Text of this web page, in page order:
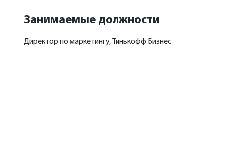
Занимаемые должности
Директор по маркетингу, Тинькофф Бизнес